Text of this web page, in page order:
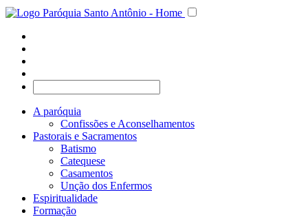
A paróquia
Confissões e Aconselhamentos
Pastorais e Sacramentos
Batismo
Catequese
Casamentos
Unção dos Enfermos
Espiritualidade
Formação